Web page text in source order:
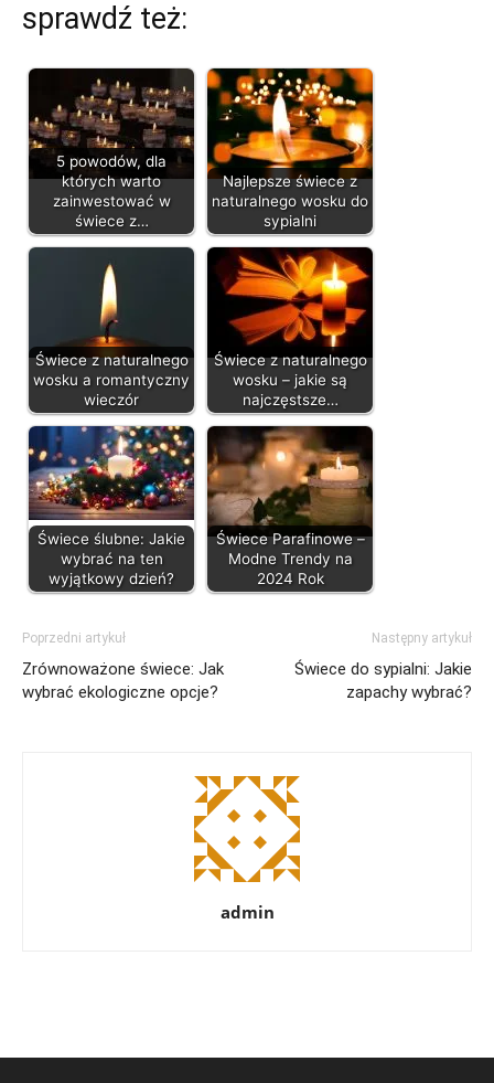
sprawdź też:
5 powodów, dla
których warto
zainwestować w
świece z…
Najlepsze świece z
naturalnego wosku do
sypialni
Świece z naturalnego
wosku a romantyczny
wieczór
Świece z naturalnego
wosku – jakie są
najczęstsze…
Świece ślubne: Jakie
wybrać na ten
wyjątkowy dzień?
Świece Parafinowe –
Modne Trendy na
2024 Rok
Poprzedni artykuł
Zrównoważone świece: Jak
wybrać ekologiczne opcje?
Następny artykuł
Świece do sypialni: Jakie
zapachy wybrać?
admin